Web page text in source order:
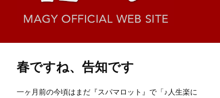
春ですね、告知です
一ヶ月前の今頃はまだ『スパマロット』で「♪人生楽に